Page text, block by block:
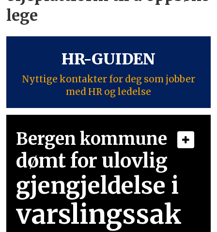
lege
HR-GUIDEN
Nyttige kontakter for deg som jobber
med HR og ledelse
Bergen kommune
dømt for ulovlig
gjengjeldelse i
varslingssak